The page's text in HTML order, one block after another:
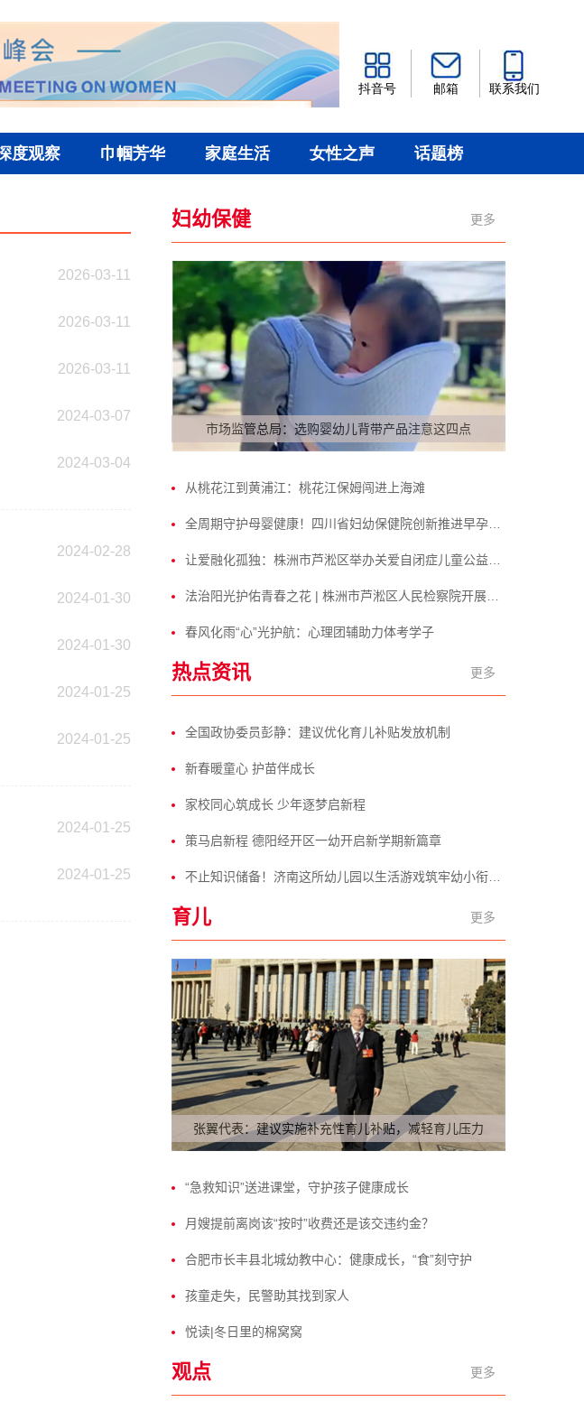
2026-03-11
2026-03-11
2026-03-11
2024-03-07
2024-03-04
2024-02-28
2024-01-30
2024-01-30
2024-01-25
2024-01-25
2024-01-25
2024-01-25
妇幼保健 更多
市场监管总局：选购婴幼儿背带产品注意这四点
从桃花江到黄浦江：桃花江保姆闯进上海滩
全周期守护母婴健康！四川省妇幼保健院创新推进早孕关爱行动
让爱融化孤独：株洲市芦淞区举办关爱自闭症儿童公益活动
法治阳光护佑青春之花 | 株洲市芦淞区人民检察院开展法治知识进校园活动
春风化雨“心”光护航：心理团辅助力体考学子
热点资讯 更多
全国政协委员彭静：建议优化育儿补贴发放机制
新春暖童心 护苗伴成长
家校同心筑成长 少年逐梦启新程
策马启新程 德阳经开区一幼开启新学期新篇章
不止知识储备！济南这所幼儿园以生活游戏筑牢幼小衔接根基
育儿 更多
张翼代表：建议实施补充性育儿补贴，减轻育儿压力
“急救知识”送进课堂，守护孩子健康成长
月嫂提前离岗该“按时”收费还是该交违约金？
合肥市长丰县北城幼教中心：健康成长，“食”刻守护
孩童走失，民警助其找到家人
悦读|冬日里的棉窝窝
观点 更多